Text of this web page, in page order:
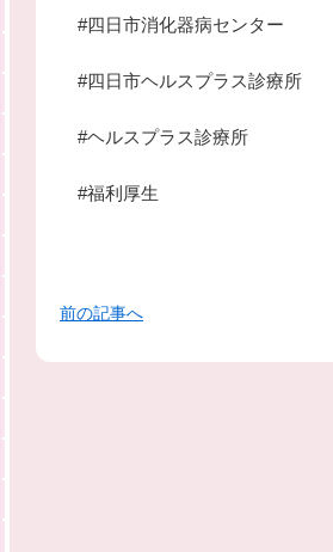
#四日市消化器病センター
#四日市ヘルスプラス診療所
#ヘルスプラス診療所
#福利厚生
前の記事へ